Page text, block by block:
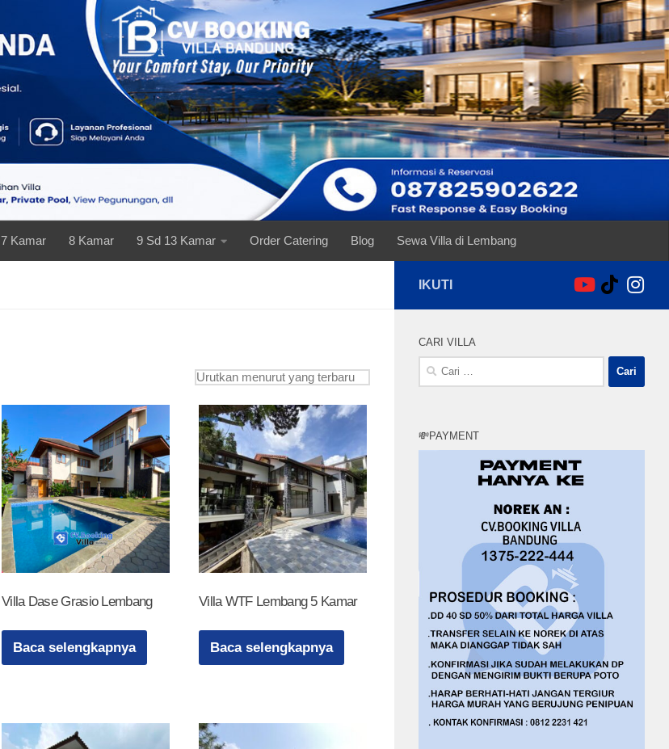
7 Kamar 8 Kamar 9 Sd 13 Kamar Order Catering Blog Sewa Villa di Lembang
Villa Dase Grasio Lembang
Baca selengkapnya
Villa WTF Lembang 5 Kamar
Baca selengkapnya
IKUTI
CARI VILLA
Cari
💸PAYMENT